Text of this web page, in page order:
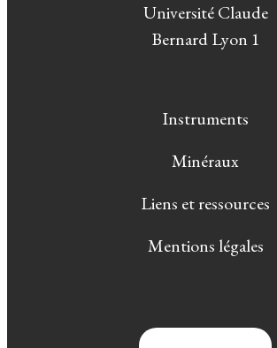
Université Claude
Bernard Lyon 1
Instruments
Minéraux
Liens et ressources
Mentions légales